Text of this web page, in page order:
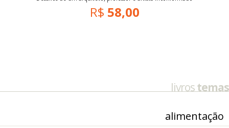
R$ 58,00
livrostemas
alimentação